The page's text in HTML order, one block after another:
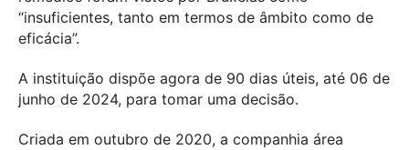
“insuficientes, tanto em termos de âmbito como de
eficácia”.
A instituição dispõe agora de 90 dias úteis, até 06 de
junho de 2024, para tomar uma decisão.
Criada em outubro de 2020, a companhia área